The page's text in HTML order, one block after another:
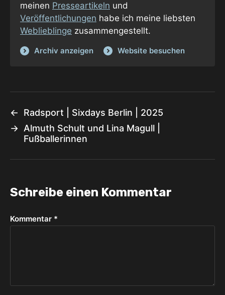
meinen Presseartikeln und
Veröffentlichungen habe ich meine liebsten
Weblieblinge zusammengestellt.
Archiv anzeigen Website besuchen
←
Radsport | Sixdays Berlin | 2025
→ Almuth Schult und Lina Magull |
Fußballerinnen
Schreibe einen Kommentar
Kommentar *